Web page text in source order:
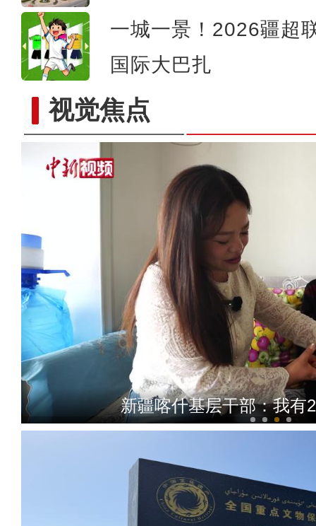
一城一景！2026疆超
国际大巴扎
视觉焦点
大美边疆看我家丨新疆库车：独
新疆喀什基层干部：我有